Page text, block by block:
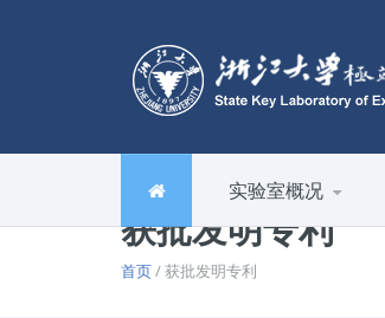
实验室概况
获批发明专利
首页/ 获批发明专利